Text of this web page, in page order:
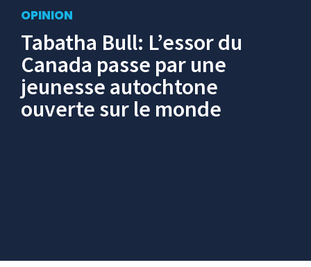
OPINION
Tabatha Bull: L’essor du
Canada passe par une
jeunesse autochtone
ouverte sur le monde